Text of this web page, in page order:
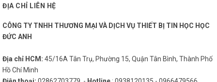
ĐỊA CHỈ LIÊN HỆ
CÔNG TY TNHH THƯƠNG MẠI VÀ DỊCH VỤ THIẾT BỊ TIN HỌC HỌC
ĐỨC ANH
Địa chỉ HCM: 45/16A Tân Trụ, Phường 15, Quận Tân Bình, Thành Phố
Hồ Chí Minh